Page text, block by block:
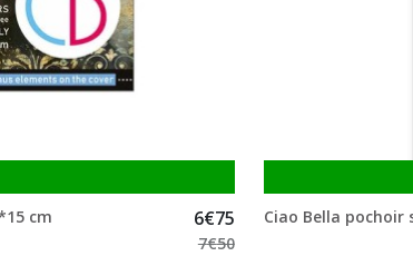
cm
6€75
7€50
Ciao Bella pochoir